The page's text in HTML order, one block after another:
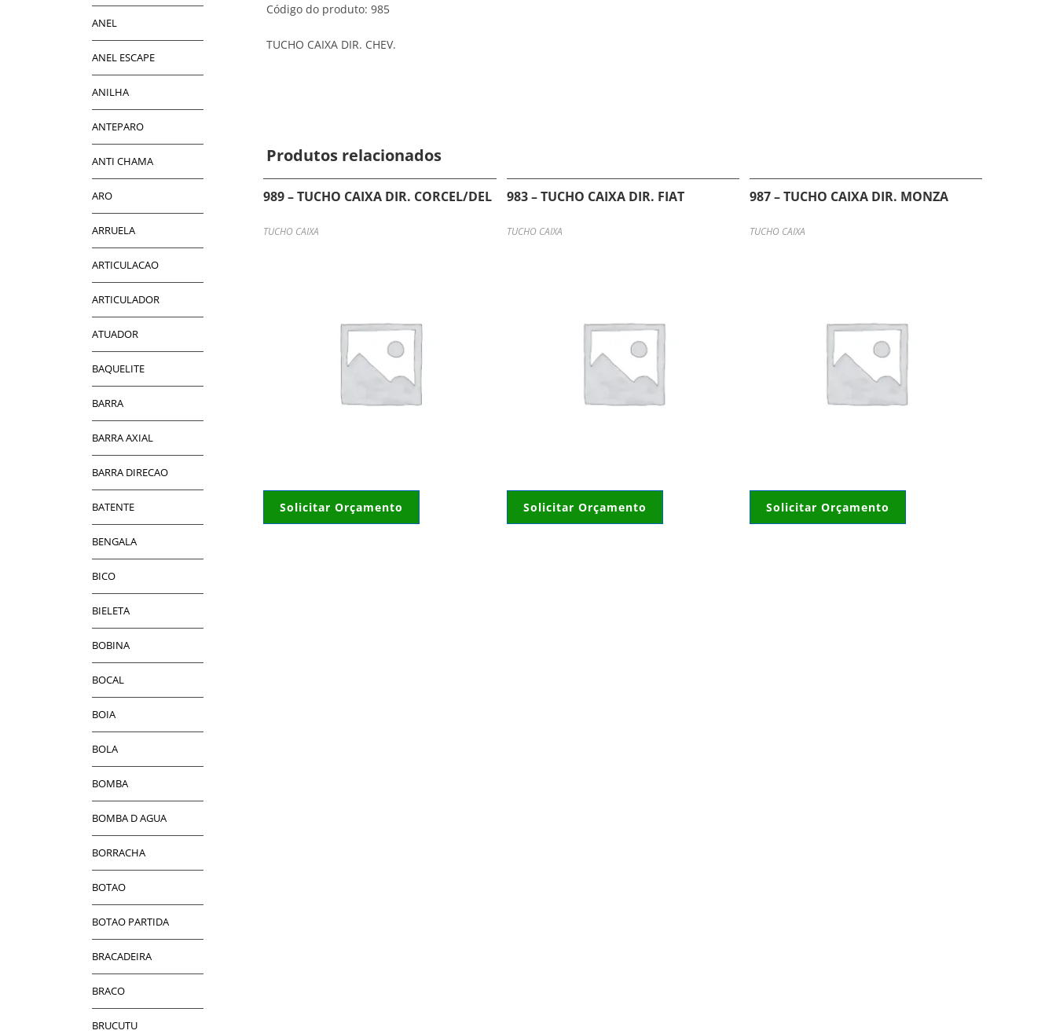
Código do produto: 985
TUCHO CAIXA DIR. CHEV.
Produtos relacionados
989 – TUCHO CAIXA DIR. CORCEL/DEL
TUCHO CAIXA
Solicitar Orçamento
983 – TUCHO CAIXA DIR. FIAT
TUCHO CAIXA
Solicitar Orçamento
987 – TUCHO CAIXA DIR. MONZA
TUCHO CAIXA
Solicitar Orçamento
ANEL
ANEL ESCAPE
ANILHA
ANTEPARO
ANTI CHAMA
ARO
ARRUELA
ARTICULACAO
ARTICULADOR
ATUADOR
BAQUELITE
BARRA
BARRA AXIAL
BARRA DIRECAO
BATENTE
BENGALA
BICO
BIELETA
BOBINA
BOCAL
BOIA
BOLA
BOMBA
BOMBA D AGUA
BORRACHA
BOTAO
BOTAO PARTIDA
BRACADEIRA
BRACO
BRUCUTU